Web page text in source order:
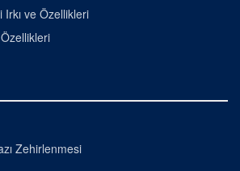
ve Özellikleri
Zehirlenmesi